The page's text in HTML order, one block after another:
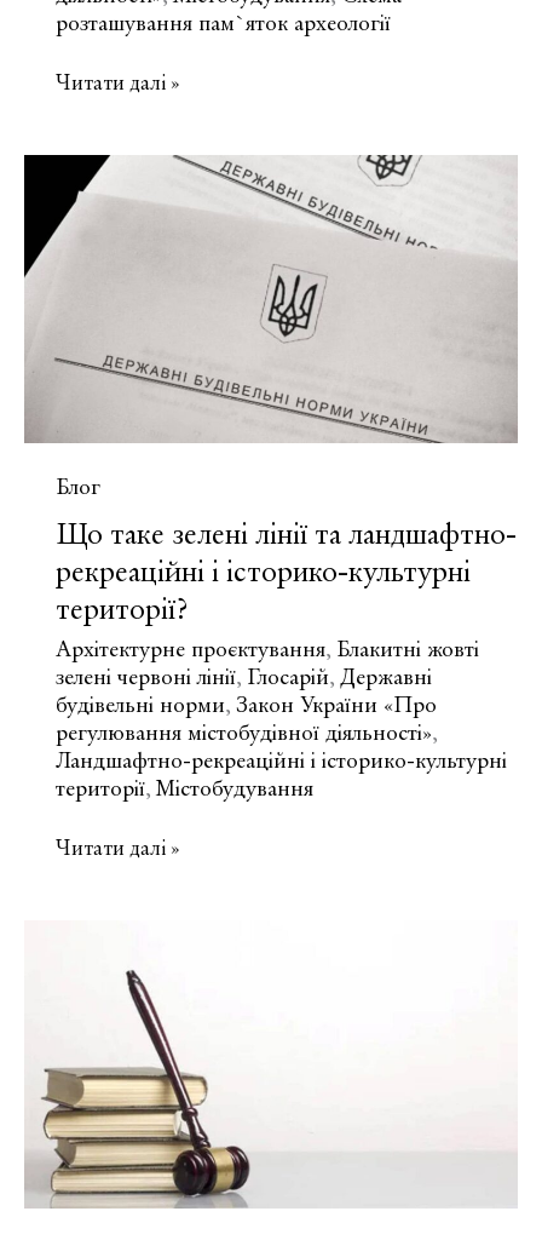
розташування пам`яток археології
Що
архітектурний
опорний
план
Читати далі »
Блог
Що таке зелені лінії та ландшафтно-
рекреаційні і історико-культурні
території?
Архітектурне проєктування, Блакитні жовті
зелені червоні лінії, Глосарій, Державні
будівельні норми, Закон України «Про
регулювання містобудівної діяльності»,
Ландшафтно-рекреаційні і історико-культурні
території,Містобудування
Що
ландшафтно-
рекреаційні
історико-
культурні
території?
Читати далі »